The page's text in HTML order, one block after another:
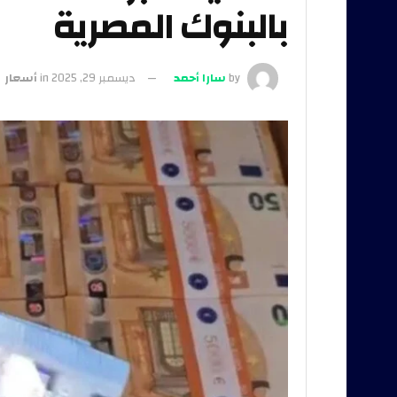
بالبنوك المصرية
byسارا أحمد ديسمبر 29, 2025 inأسعار